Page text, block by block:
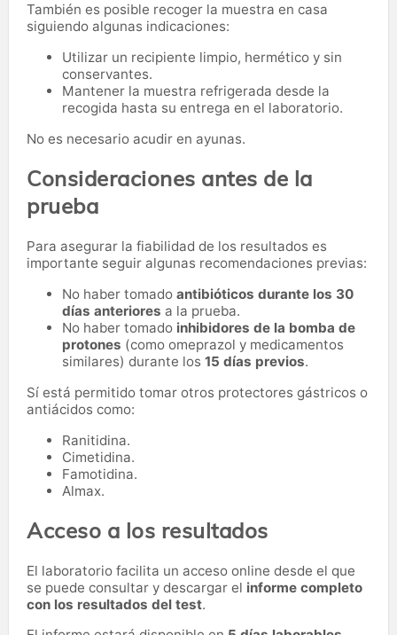
También es posible recoger la muestra en casa
siguiendo algunas indicaciones:
Utilizar un recipiente limpio, hermético y sin
conservantes.
Mantener la muestra refrigerada desde la
recogida hasta su entrega en el laboratorio.
No es necesario acudir en ayunas.
Consideraciones antes de la
prueba
Para asegurar la fiabilidad de los resultados es
importante seguir algunas recomendaciones previas:
No haber tomado antibióticos durante los 30
días anteriores a la prueba.
No haber tomado inhibidores de la bomba de
protones (como omeprazol y medicamentos
similares) durante los 15 días previos.
Sí está permitido tomar otros protectores gástricos o
antiácidos como:
Ranitidina.
Cimetidina.
Famotidina.
Almax.
Acceso a los resultados
El laboratorio facilita un acceso online desde el que
se puede consultar y descargar el informe completo
con los resultados del test.